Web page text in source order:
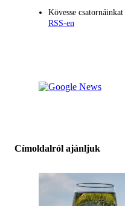
Kövesse csatornáinkat
RSS-en
Címoldalról ajánljuk